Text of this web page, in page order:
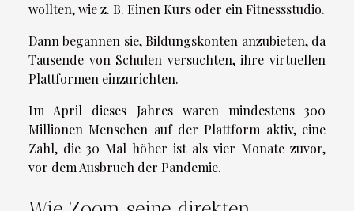
wollten, wie z. B. Einen Kurs oder ein Fitnessstudio.
Dann begannen sie, Bildungskonten anzubieten, da
Tausende von Schulen versuchten, ihre virtuellen
Plattformen einzurichten.
Im April dieses Jahres waren mindestens 300
Millionen Menschen auf der Plattform aktiv, eine
Zahl, die 30 Mal höher ist als vier Monate zuvor,
vor dem Ausbruch der Pandemie.